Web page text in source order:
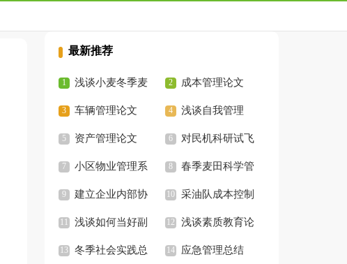
最新推荐
浅谈小麦冬季麦
田管理
成本管理论文
车辆管理论文 浅谈自我管理
资产管理论文 对民机科研试飞
项目化管理进行研究
论文
小区物业管理系
统毕业论文
春季麦田科学管
理技术
建立企业内部协
调管理机制毕业论文
采油队成本控制
管理水平提升途径探
讨毕业论文
浅谈如何当好副
职
浅谈素质教育论
文
冬季社会实践总 应急管理总结